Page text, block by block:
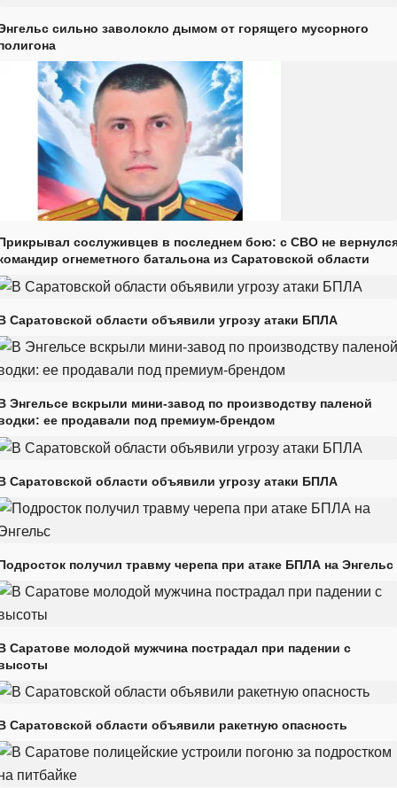
сильно заволокло дымом от горящего мусорного
сослуживцев в последнем бою: с СВО не
огнеметного батальона из Саратовской области
Саратовской области объявили угрозу атаки БПЛА
Энгельсе вскрыли мини-завод по производству паленой
ее продавали под премиум-брендом
Саратовской области объявили угрозу атаки БПЛА
получил травму черепа при атаке БПЛА на Энгельс
Саратове молодой мужчина пострадал при падении с
Саратовской области объявили ракетную опасность